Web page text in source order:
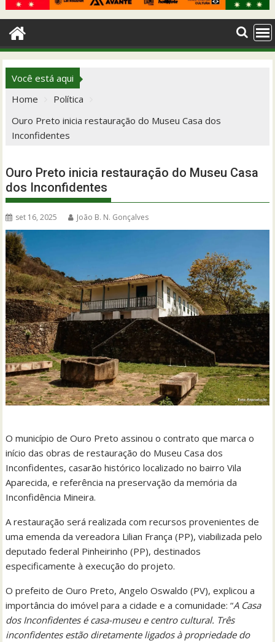
Você está aqui
Home
Política
Ouro Preto inicia restauração do Museu Casa dos
Inconfidentes
Ouro Preto inicia restauração do Museu Casa
dos Inconfidentes
set 16, 2025 João B. N. Gonçalves
O município de Ouro Preto assinou o contrato que marca o
início das obras de restauração do Museu Casa dos
Inconfidentes, casarão histórico localizado no bairro Vila
Aparecida, e referência na preservação da memória da
Inconfidência Mineira.
A restauração será realizada com recursos provenientes de
uma emenda da vereadora Lilian França (PP), viabilizada pelo
deputado federal Pinheirinho (PP), destinados
especificamente à execução do projeto.
O prefeito de Ouro Preto, Angelo Oswaldo (PV), explicou a
importância do imóvel para a cidade e a comunidade: “A Casa
dos Inconfidentes é casa-museu e centro cultural. Três
inconfidentes estão diretamente ligados à propriedade do